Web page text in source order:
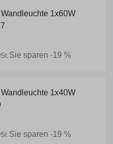
1x60W
Sie sparen -19 %
1x40W
Sie sparen -19 %